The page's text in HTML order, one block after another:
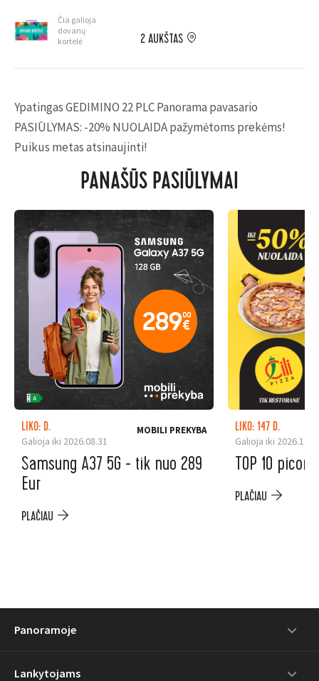
Čia galioja
dovanų
kortelė
2 AUKŠTAS
Ypatingas GEDIMINO 22 PLC Panorama pavasario
PASIŪLYMAS: -20% NUOLAIDA pažymėtoms prekėms!
Puikus metas atsinaujinti!
PANAŠŪS PASIŪLYMAI
LIKO: D.
Galioja iki 2026.08.31
MOBILI PREKYBA
Samsung A37 5G - tik nuo 289
Eur
PLAČIAU
LIKO: 147 D.
Galioja iki
TOP 10
PLAČIAU
Panoramoje
Lankytojams